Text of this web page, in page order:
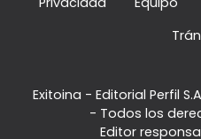
Exitoina - Editorial Perfil
- Todos los
Editor